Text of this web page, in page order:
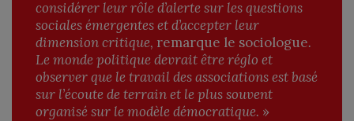
considérer leur rôle d’alerte sur les questions
sociales émergentes etd’accepter leur
dimension critique, remarque le sociologue.
Le monde politique devrait être réglo et
observer que le travail des associations est basé
sur l’écoute de terrain et le plus souvent
organisé sur le modèle démocratique. »